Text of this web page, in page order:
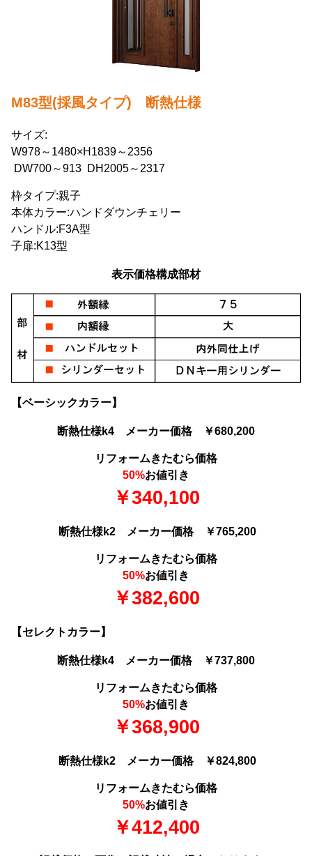
M83型(採風タイプ) 断熱仕様
サイズ:
W978～1480×H1839～2356
DW700～913 DH2005～2317
枠タイプ:親子
本体カラー:ハンドダウンチェリー
ハンドル:F3A型
子扉:K13型
表示価格構成部材
【ベーシックカラー】
断熱仕様k4 メーカー価格 ￥680,200
リフォームきたむら価格
50%お値引き
￥340,100
断熱仕様k2 メーカー価格 ￥765,200
リフォームきたむら価格
50%お値引き
￥382,600
【セレクトカラー】
断熱仕様k4 メーカー価格 ￥737,800
リフォームきたむら価格
50%お値引き
￥368,900
断熱仕様k2 メーカー価格 ￥824,800
リフォームきたむら価格
50%お値引き
￥412,400